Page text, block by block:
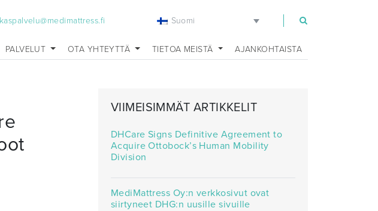
Suomi
PALVELUT OTA YHTEYTTÄ TIETOA MEISTÄ AJANKOHTAISTA
VIIMEISIMMÄT ARTIKKELIT
DHCare Signs Definitive Agreement to
Acquire Ottobock’s Human Mobility
Division
MediMattress Oy:n verkkosivut ovat
siirtyneet DHG:n uusille sivuille